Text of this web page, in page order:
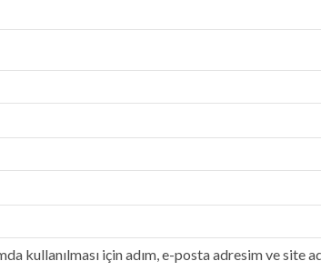
kullanılması için adım, e-posta adresim ve site